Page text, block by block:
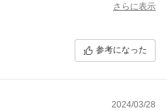
さらに表示
参考になった
2024/03/28